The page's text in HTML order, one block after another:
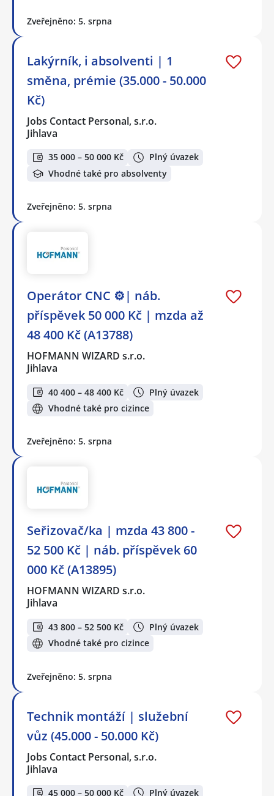
Zveřejněno: 5. srpna
Lakýrník, i absolventi | 1
směna, prémie (35.000 - 50.000
Kč)
Jobs Contact Personal, s.r.o.
Jihlava
35 000 – 50 000 Kč
Plný úvazek
Vhodné také pro absolventy
Zveřejněno: 5. srpna
Operátor CNC ⚙️| náb.
příspěvek 50 000 Kč | mzda až
48 400 Kč (A13788)
HOFMANN WIZARD s.r.o.
Jihlava
40 400 – 48 400 Kč
Plný úvazek
Vhodné také pro cizince
Zveřejněno: 5. srpna
Seřizovač/ka | mzda 43 800 -
52 500 Kč | náb. příspěvek 60
000 Kč (A13895)
HOFMANN WIZARD s.r.o.
Jihlava
43 800 – 52 500 Kč
Plný úvazek
Vhodné také pro cizince
Zveřejněno: 5. srpna
Technik montáží | služební
vůz (45.000 - 50.000 Kč)
Jobs Contact Personal, s.r.o.
Jihlava
45 000 – 50 000 Kč Plný úvazek